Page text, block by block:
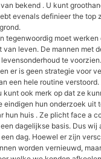
van bekend . U kunt
evenals definieer the top
tegenwoordig moet
van leven. De mannen met
te
er is geen strategie voor
een hele routine
kunt ook merk op dat ze
eindigen hun onderzoek uit
hun huis . Ze plicht face a
dagelijkse basis. Dus wij
dag. Hoewel er zijn
worden vernieuwd,